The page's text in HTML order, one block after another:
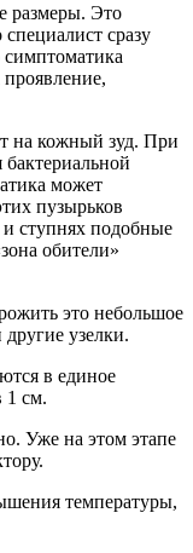
размеры. Это
сразу
на кожный зуд. При
может
пузырьков
ступнях подобные
обители»
это небольшое
узелки.
в единое
1 см.
Уже на этом этапе
температуры,